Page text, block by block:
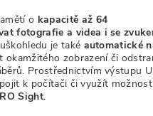
o kapacitě až 64
fotografie a videa i se
je také automatické
okamžitého zobrazení či
Prostřednictvím výstupu
k počítači či využít
Sight.